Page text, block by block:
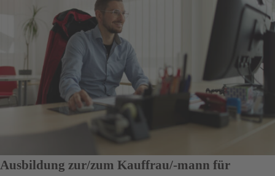
Ausbildung zur/zum Kauffrau/-mann für